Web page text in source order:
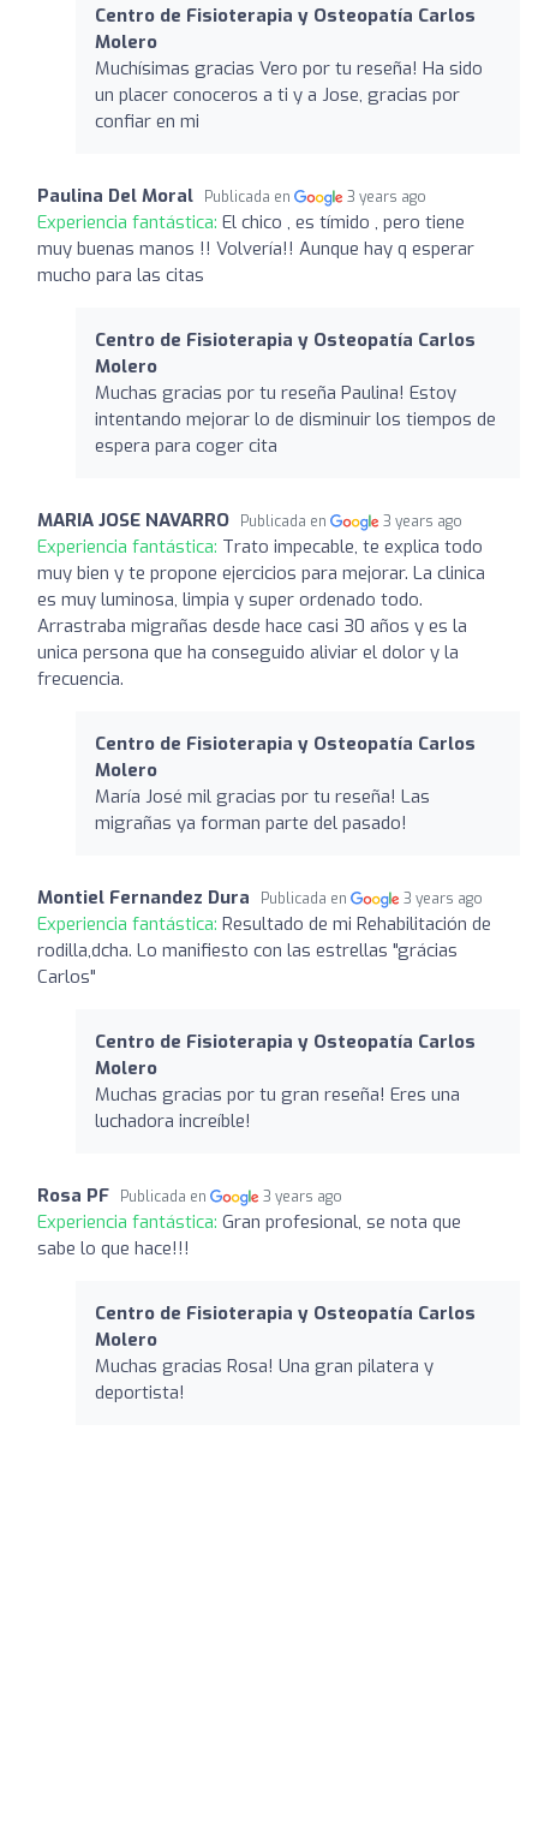
Centro de Fisioterapia y Osteopatía Carlos
Molero
Muchísimas gracias Vero por tu reseña! Ha sido
un placer conoceros a ti y a Jose, gracias por
confiar en mi
Paulina Del Moral Publicada en 3 years ago
Experiencia fantástica: El chico , es tímido , pero tiene
muy buenas manos !! Volvería!! Aunque hay q esperar
mucho para las citas
Centro de Fisioterapia y Osteopatía Carlos
Molero
Muchas gracias por tu reseña Paulina! Estoy
intentando mejorar lo de disminuir los tiempos de
espera para coger cita
MARIA JOSE NAVARRO Publicada en 3 years ago
Experiencia fantástica: Trato impecable, te explica todo
muy bien y te propone ejercicios para mejorar. La clinica
es muy luminosa, limpia y super ordenado todo.
Arrastraba migrañas desde hace casi 30 años y es la
unica persona que ha conseguido aliviar el dolor y la
frecuencia.
Centro de Fisioterapia y Osteopatía Carlos
Molero
María José mil gracias por tu reseña! Las
migrañas ya forman parte del pasado!
Montiel Fernandez Dura Publicada en 3 years ago
Experiencia fantástica: Resultado de mi Rehabilitación de
rodilla,dcha. Lo manifiesto con las estrellas "grácias
Carlos"
Centro de Fisioterapia y Osteopatía Carlos
Molero
Muchas gracias por tu gran reseña! Eres una
luchadora increíble!
Rosa PF Publicada en 3 years ago
Experiencia fantástica: Gran profesional, se nota que
sabe lo que hace!!!
Centro de Fisioterapia y Osteopatía Carlos
Molero
Muchas gracias Rosa! Una gran pilatera y
deportista!